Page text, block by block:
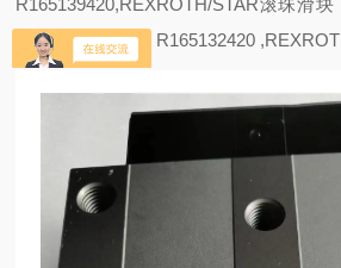
R165139420,REXROTH/STAR滚珠滑块
H/STAR滚珠滑块 R165132420